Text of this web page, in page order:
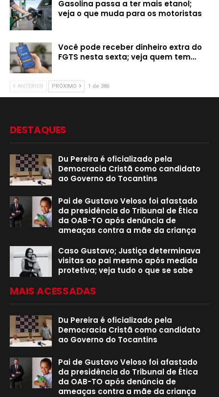
Gasolina passa a ter mais etanol;
veja o que muda para os motoristas
Você pode receber dinheiro extra do
FGTS nesta sexta; veja quem tem…
ANTERIOR PRÓXIMO 1 de 386
DESTAQUES
Du Pereira é oficializado pela
Democracia Cristã como candidato
ao Governo do Tocantins
Pai de Gustavo Veloso foi afastado
da presidência do Tribunal de Ética
da OAB-TO após denúncia de
ameaças contra a mãe da criança
Caso Gustavo; Justiça determinava
visitas ao pai mesmo após medida
protetiva; veja tudo o que se sabe
MAIS ACESSADAS
Du Pereira é oficializado pela
Democracia Cristã como candidato
ao Governo do Tocantins
Pai de Gustavo Veloso foi afastado
da presidência do Tribunal de Ética
da OAB-TO após denúncia de
ameaças contra a mãe da criança